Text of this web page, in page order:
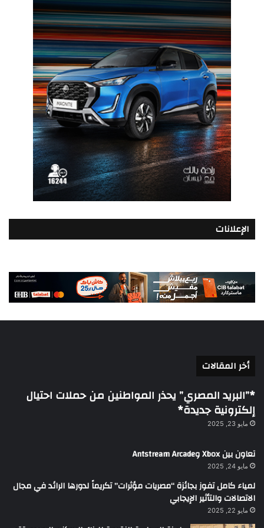
الإعلانات
أخر المقالات
*”البريد المصري” يحذر المواطنين من حملات احتيال
إلكترونية جديدة*
مايو 23, 2025
تعاون بين Xbox وAntstream Arcade
مايو 24, 2025
لمياء كامل تفوز بجائزة “مصريات مؤثرات” تكريماً لدورها الرائد في مجال
الاتصالات والتأثير الإيجابي
مايو 22, 2025